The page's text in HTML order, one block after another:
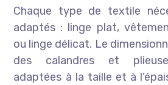
Chaque type de textile
adaptés : linge plat,
ou linge délicat. Le
des calandres et
adaptées à la taille et à